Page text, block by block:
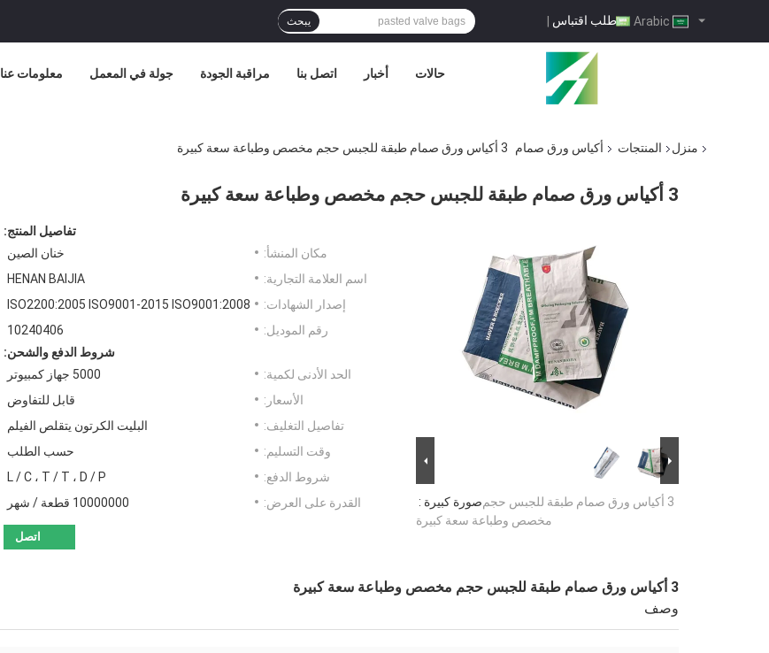
طلب اقتباس | يبحث
معلومات عنا جولة في المعمل مراقبة الجودة اتصل بنا أخبار حالات
منزل المنتجات أكياس ورق صمام 3 أكياس ورق صمام طبقة للجبس حجم مخصص وطباعة سعة كبيرة
3 أكياس ورق صمام طبقة للجبس حجم مخصص وطباعة سعة كبيرة
صورة كبيرة :3 أكياس ورق صمام طبقة للجبس حجم
مخصص وطباعة سعة كبيرة
تفاصيل المنتج:
مكان المنشأ:
خنان الصين
اسم العلامة التجارية:
HENAN BAIJIA
إصدار الشهادات:
ISO2200:2005 ISO9001-2015 ISO9001:2008
رقم الموديل:
10240406
شروط الدفع والشحن:
الحد الأدنى لكمية:
5000 جهاز كمبيوتر
الأسعار:
قابل للتفاوض
تفاصيل التغليف:
البليت الكرتون يتقلص الفيلم
وقت التسليم:
حسب الطلب
شروط الدفع:
L / C ، T / T ، D / P
القدرة على العرض:
10000000 قطعة / شهر
اتصل
3 أكياس ورق صمام طبقة للجبس حجم مخصص وطباعة سعة كبيرة
وصف